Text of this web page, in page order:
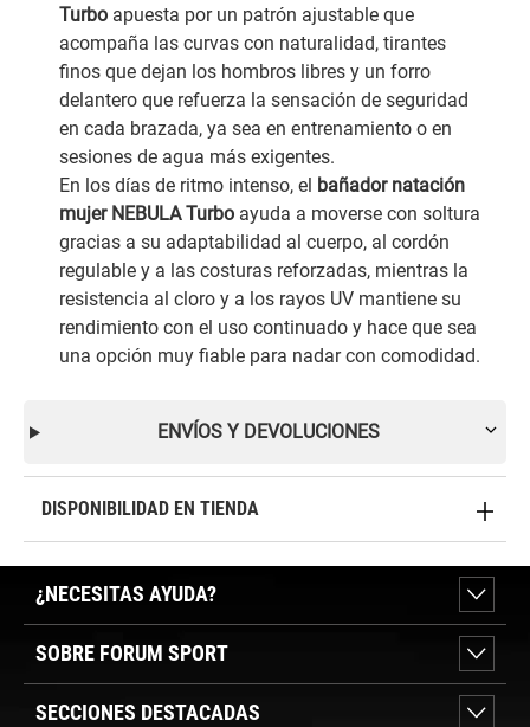
Turbo apuesta por un patrón ajustable que
acompaña las curvas con naturalidad, tirantes
finos que dejan los hombros libres y un forro
delantero que refuerza la sensación de seguridad
en cada brazada, ya sea en entrenamiento o en
sesiones de agua más exigentes.
En los días de ritmo intenso, el bañador natación
mujer NEBULA Turbo ayuda a moverse con soltura
gracias a su adaptabilidad al cuerpo, al cordón
regulable y a las costuras reforzadas, mientras la
resistencia al cloro y a los rayos UV mantiene su
rendimiento con el uso continuado y hace que sea
una opción muy fiable para nadar con comodidad.
ENVÍOS Y DEVOLUCIONES
DISPONIBILIDAD EN TIENDA
¿NECESITAS AYUDA?
SOBRE FORUM SPORT
SECCIONES DESTACADAS